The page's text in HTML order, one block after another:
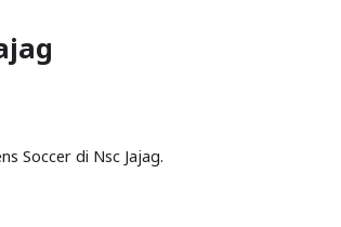
Soccer di Nsc Jajag.